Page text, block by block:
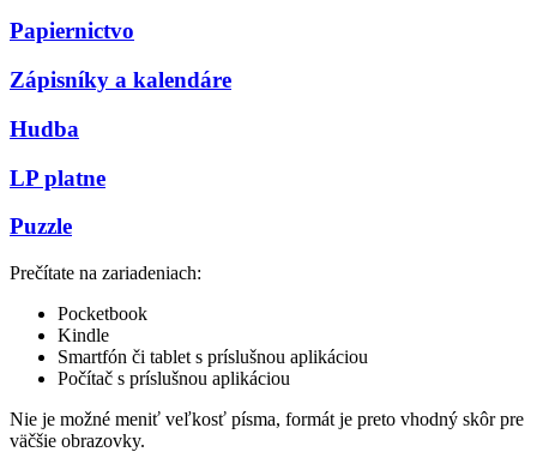
Papiernictvo
Zápisníky a kalendáre
Hudba
LP platne
Puzzle
Prečítate na zariadeniach:
Pocketbook
Kindle
Smartfón či tablet s príslušnou aplikáciou
Počítač s príslušnou aplikáciou
Nie je možné meniť veľkosť písma, formát je preto vhodný skôr pre
väčšie obrazovky.